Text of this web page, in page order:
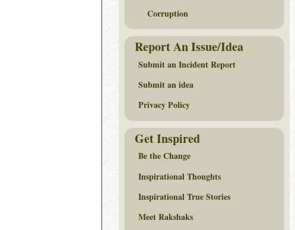
Corruption
Report An Issue/Idea
Submit an Incident Report
Submit an idea
Privacy Policy
Get Inspired
Be the Change
Inspirational Thoughts
Inspirational True Stories
Meet Rakshaks